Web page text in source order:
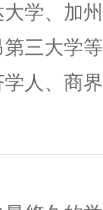
学、加
三大学
人、商